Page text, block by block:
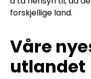
forskjellige land.
Våre
utlandet